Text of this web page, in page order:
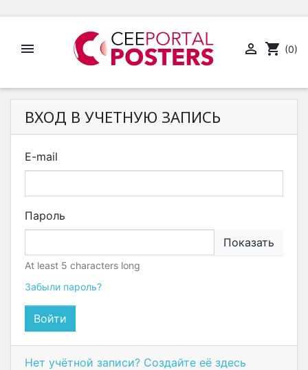
  shopping_cart (0)
ВХОД В УЧЕТНУЮ ЗАПИСЬ
E-mail
Пароль
Показать
At least 5 characters long
Забыли пароль?
Войти
Нет учётной записи? Создайте её здесь